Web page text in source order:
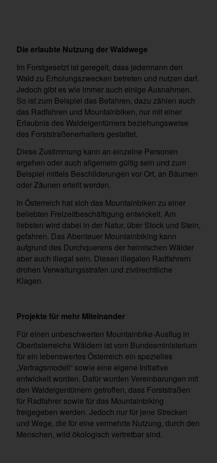
Die erlaubte Nutzung der Waldwege
Im Forstgesetzt ist geregelt, dass jedermann den
Wald zu Erholungszwecken betreten und nutzen darf.
Jedoch gibt es wie immer auch einige Ausnahmen.
So ist zum Beispiel das Befahren, dazu zählen auch
das Radfahren und Mountainbiken, nur mit einer
Erlaubnis des Waldeigentümers beziehungsweise
des Forststraßenerhalters gestattet.
Diese Zustimmung kann an einzelne Personen
ergehen oder auch allgemein gültig sein und zum
Beispiel mittels Beschilderungen vor Ort, an Bäumen
oder Zäunen erteilt werden.
In Österreich hat sich das Mountainbiken zu einer
beliebten Freizeitbeschäftigung entwickelt. Am
liebsten wird dabei in der Natur, über Stock und Stein,
gefahren. Das Abenteuer Mountainbiking kann
aufgrund des Durchquerens der heimischen Wälder
aber auch illegal sein. Diesen illegalen Radfahrern
drohen Verwaltungsstrafen und zivilrechtliche
Klagen.
Projekte für mehr Miteinander
Für einen unbeschwerten Mountainbike-Ausflug in
Oberösterreichs Wäldern ist vom Bundesministerium
für ein lebenswertes Österreich ein spezielles
„Vertragsmodell“ sowie eine eigene Initiative
entwickelt worden. Dafür wurden Vereinbarungen mit
den Waldeigentümern getroffen, dass Forststraßen
für Radfahrer sowie für das Mountainbiking
freigegeben werden. Jedoch nur für jene Strecken
und Wege, die für eine vermehrte Nutzung, durch den
Menschen, wild ökologisch vertretbar sind.